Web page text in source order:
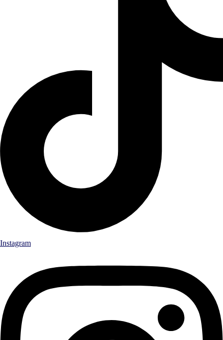
Instagram